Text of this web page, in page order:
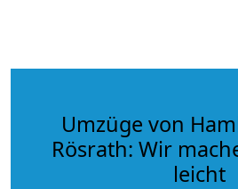
Umzüge von
Rösrath: Wir
leicht